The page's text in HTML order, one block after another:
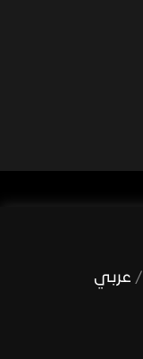
/ عربي